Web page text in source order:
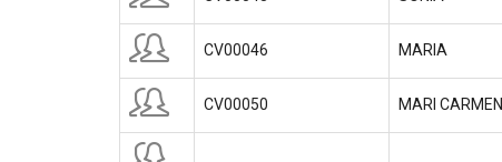
CV00046 MARIA
CV00050 MARI CARMEN